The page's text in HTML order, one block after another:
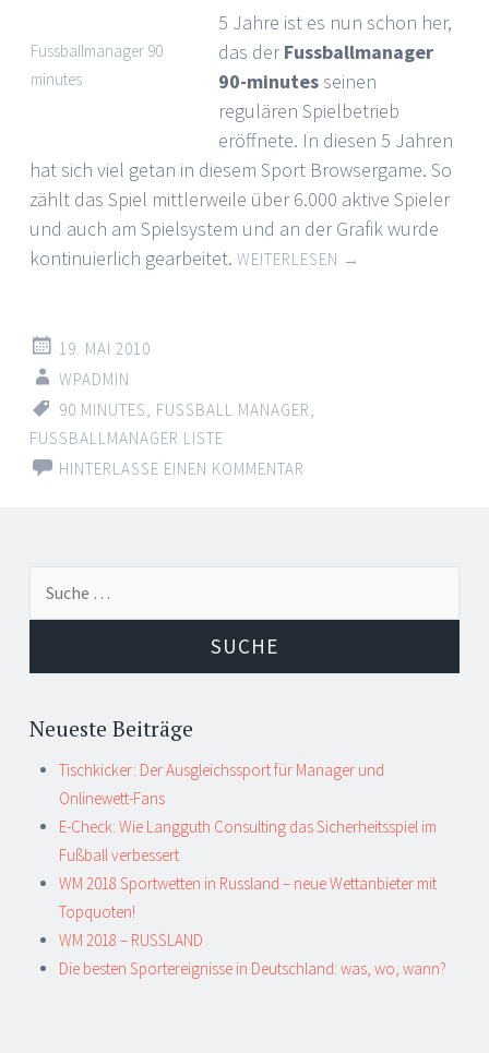
Fussballmanager 90
minutes
5 Jahre ist es nun schon her,
das derFussballmanager
90-minutes seinen
regulären Spielbetrieb
eröffnete. In diesen 5 Jahren
hat sich viel getan in diesem Sport Browsergame. So
zählt das Spiel mittlerweile über 6.000 aktive Spieler
und auch am Spielsystem und an der Grafik wurde
kontinuierlich gearbeitet. WEITERLESEN →
19. MAI 2010
WPADMIN
90 MINUTES
FUSSBALL MANAGER
FUSSBALLMANAGER LISTE
HINTERLASSE EINEN KOMMENTAR
Neueste Beiträge
Tischkicker: Der Ausgleichssport für Manager und
Onlinewett-Fans
E-Check: Wie Langguth Consulting das Sicherheitsspiel im
Fußball verbessert
WM 2018 Sportwetten in Russland – neue Wettanbieter mit
Topquoten!
WM 2018 – RUSSLAND
Die besten Sportereignisse in Deutschland: was, wo, wann?